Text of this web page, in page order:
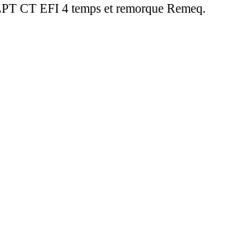
CT EFI 4 temps et remorque Remeq.